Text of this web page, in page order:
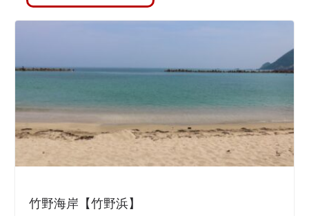
竹野海岸【竹野浜】